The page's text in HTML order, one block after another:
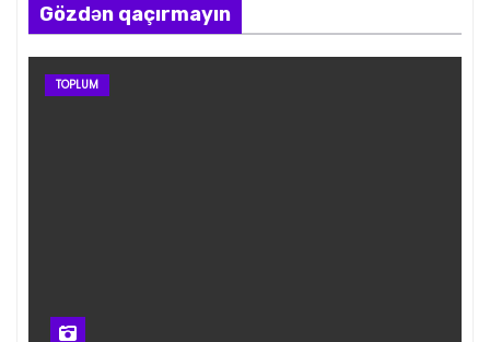
Gözdən qaçırmayın
TOPLUM